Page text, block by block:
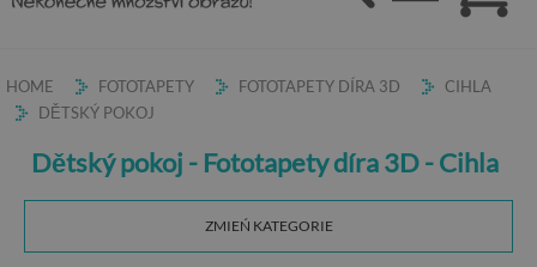
HOME FOTOTAPETY FOTOTAPETY DÍRA 3D
CIHLA
DĚTSKÝ POKOJ
Dětský pokoj - Fototapety díra 3D - Cihla
ZMIEŃ KATEGORIE